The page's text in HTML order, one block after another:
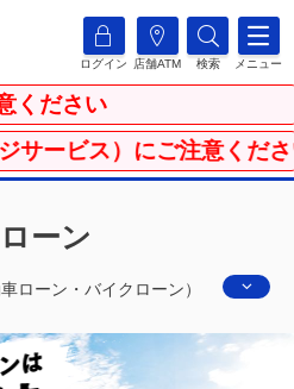
ログイン 店舗ATM 検索 メニュー
ご注意ください
ーン
ローン・バイクローン）
ーンのメリット・金利は
法についてもご紹介いた